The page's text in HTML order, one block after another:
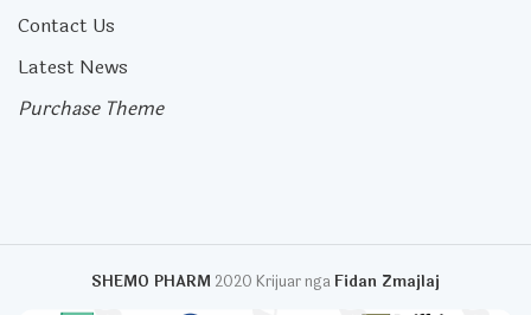
Contact Us
Latest News
Purchase Theme
SHEMO PHARM 2020 Krijuar ngaFidan Zmajlaj